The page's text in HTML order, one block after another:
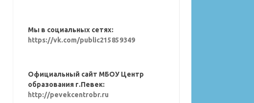
Мы в социальных сетях:
https://vk.com/public215859349
Официальный сайт МБОУ Центр
образования г.Певек:
http://pevekcentrobr.ru